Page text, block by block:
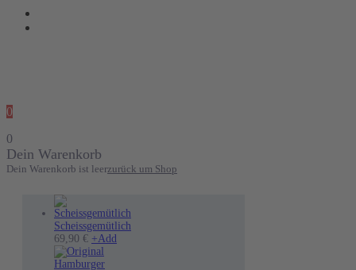
0
0
Dein Warenkorb
Dein Warenkorb ist leerzurück um Shop
Scheissgemütlich
69,90 € +Add